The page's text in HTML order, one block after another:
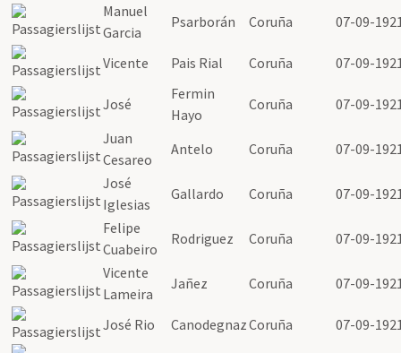
Manuel
Garcia
Psarborán Coruña 07-09-
Vicente Pais Rial Coruña 07-09-
José
Fermin
Hayo
Coruña
07-09-
Juan
Cesareo
Antelo Coruña
07-09-
José
Iglesias
Gallardo Coruña
07-09-
Felipe
Cuabeiro
Rodriguez Coruña
07-09-
Vicente
Lameira
Jañez Coruña 07-09-
José Rio CanodegnazCoruña 07-09-